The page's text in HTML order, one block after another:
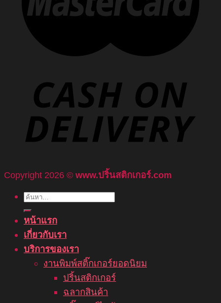
Copyright 2026 © www.ปริ้นสติกเกอร์.com
ค้นหา:
หน้าแรก
เกี่ยวกับเรา
บริการของเรา
งานพิมพ์สติ๊กเกอร์ยอดนิยม
ปริ้นสติกเกอร์
ฉลากสินค้า